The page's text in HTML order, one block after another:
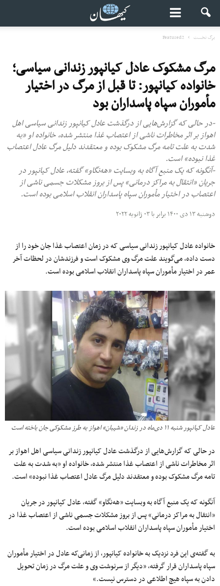
برگ نخست Featured2
مرگ مشکوک عادل کیانپور زندانی سیاسی؛
خانواده کیانپور: تا قبل از مرگ در اختیار
مأموران سپاه پاسداران بود
-در حالی‌ که گزارش‌هایی از درگذشت عادل کیانپور زندانی سیاسی اهل
اهواز بر اثر مخاطرات ناشی از اعتصاب غذا منتشر شده، خانواده او «به
شدت به علت تامه مرگ مشکوک بوده و معتقدند دلیل مرگ عادل اعتصاب
غذا نبوده» است.
-آنگونه که یک منبع آگاه به وبسایت «هه‌نگاو» گفته، عادل کیانپور در
جریان «انتقال به مراکز درمانی» پس از بروز مشکلات جسمی ناشی از
اعتصاب در اختیار مأموران سپاه پاسداران انقلاب اسلامی بوده است.
دوشنبه ۱۳ دی ۱۴۰۰ برابر با ۰۳ ژانویه ۲۰۲۲
خانواده عادل کیانپور زندانی سیاسی که در زمان اعتصاب غذا جان خود را از
دست داده، می‌گویند علت مرگ وی مشکوک است و فرزندشان در لحظات آخر
عمر در اختیار مأموران سپاه پاسداران انقلاب اسلامی بوده است.
عادل کیانپور شنبه ۱۱ دی‌ماه در زندان «شیبان» اهواز به طرز مشکوکی جان باخته است
در حالی‌ که گزارش‌هایی از درگذشت عادل کیانپور زندانی سیاسی اهل اهواز بر
اثر مخاطرات ناشی از اعتصاب غذا منتشر شده، خانواده او «به شدت به علت
تامه مرگ مشکوک بوده و معتقدند دلیل مرگ عادل اعتصاب غذا نبوده» است.
آنگونه که یک منبع آگاه به وبسایت «هه‌نگاو» گفته، عادل کیانپور در جریان
«انتقال به مراکز درمانی» پس از بروز مشکلات جسمی ناشی از اعتصاب غذا در
اختیار مأموران سپاه پاسداران انقلاب اسلامی بوده است.
به گفته‌ی این فرد نزدیک به خانواده کیانپور، از زمانی‌که عادل در اختیار مأموران
سپاه پاسداران قرار گرفته، «دیگر از سرنوشت وی و علت مرگ در زمان تحویل
دادن به سپاه هیچ اطلاعی در دسترس نیست.»